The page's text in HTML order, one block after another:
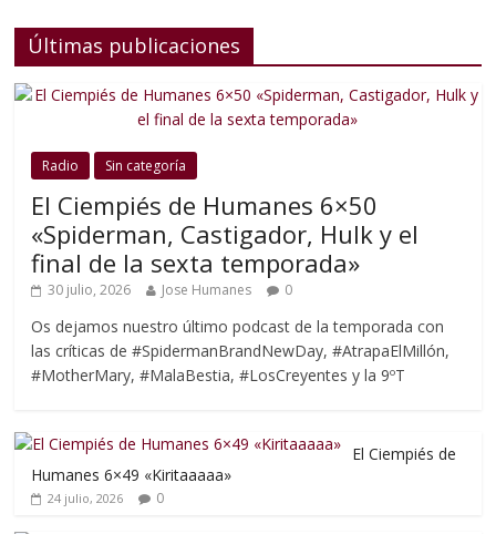
Últimas publicaciones
Radio Sin categoría
El Ciempiés de Humanes 6×50
«Spiderman, Castigador, Hulk y el
final de la sexta temporada»
30 julio, 2026 Jose Humanes 0
Os dejamos nuestro último podcast de la temporada con
las críticas de #SpidermanBrandNewDay, #AtrapaElMillón,
#MotherMary, #MalaBestia, #LosCreyentes y la 9ºT
El Ciempiés de
Humanes 6×49 «Kiritaaaaa»
24 julio, 2026 0